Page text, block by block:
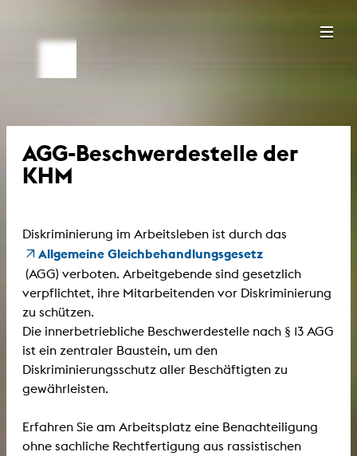
AGG-Beschwerdestelle der
KHM
Diskriminierung im Arbeitsleben ist durch das
Allgemeine Gleichbehandlungsgesetz
(AGG) verboten. Arbeitgebende sind gesetzlich
verpflichtet, ihre Mitarbeitenden vor Diskriminierung
zu schützen.
Die innerbetriebliche Beschwerdestelle nach § 13 AGG
ist ein zentraler Baustein, um den
Diskriminierungsschutz aller Beschäftigten zu
gewährleisten.
Erfahren Sie am Arbeitsplatz eine Benachteiligung
ohne sachliche Rechtfertigung aus rassistischen